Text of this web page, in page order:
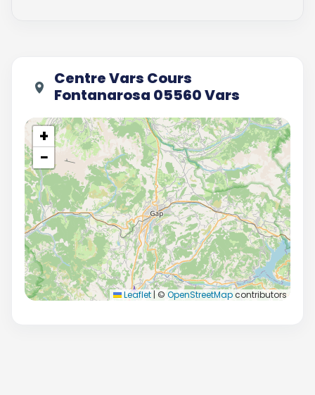
Centre Vars Cours
Fontanarosa 05560 Vars
+
−
Leaflet | © OpenStreetMapcontributors